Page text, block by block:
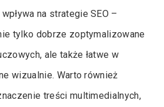
na strategie SEO –
tylko dobrze zoptymalizowane
ale także łatwe w
wizualnie. Warto również
treści multimedialnych,